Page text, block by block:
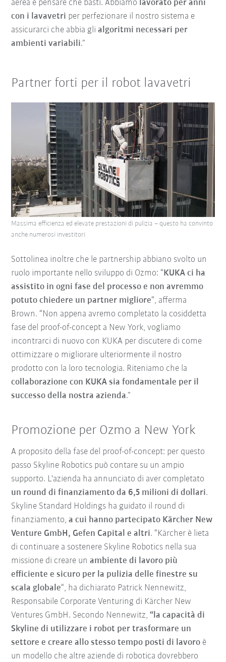
aerea e pensare che basti. Abbiamo lavorato per anni
con i lavavetri per perfezionare il nostro sistema e
assicurarci che abbia glialgoritmi necessari per
ambienti variabili.”
Partner forti per il robot lavavetri
Sottolinea inoltre che le partnership abbiano svolto un
ruolo importante nello sviluppo di Ozmo: “KUKA ci ha
assistito in ogni fase del processo e non avremmo
potuto chiedere un partner migliore“, afferma
Brown. “Non appena avremo completato la cosiddetta
fase del proof-of-concept a New York, vogliamo
incontrarci di nuovo con KUKA per discutere di come
ottimizzare o migliorare ulteriormente il nostro
prodotto con la loro tecnologia. Riteniamo che la
collaborazione con KUKA sia fondamentale per il
successo della nostra azienda.”
Massima efficienza ed elevate prestazioni di pulizia – questo ha convinto
anche numerosi investitori
Promozione per Ozmo a New York
A proposito della fase del proof-of-concept: per questo
passo Skyline Robotics può contare su un ampio
supporto. L'azienda ha annunciato di aver completato
un round di finanziamento da 6,5 milioni di dollari.
Skyline Standard Holdings ha guidato il round di
finanziamento,a cui hanno partecipato Kärcher New
Venture GmbH, Gefen Capital e altri. “Kärcher è lieta
di continuare a sostenere Skyline Robotics nella sua
missione di creare unambiente di lavoro più
efficiente e sicuro per la pulizia delle finestre su
scala globale“, ha dichiarato Patrick Nennewitz,
Responsabile Corporate Venturing di Kärcher New
Ventures GmbH. Secondo Nennewitz,“la capacità di
Skyline di utilizzare i robot per trasformare un
settore e creare allo stesso tempo posti di lavoro è
un modello che altre aziende di robotica dovrebbero